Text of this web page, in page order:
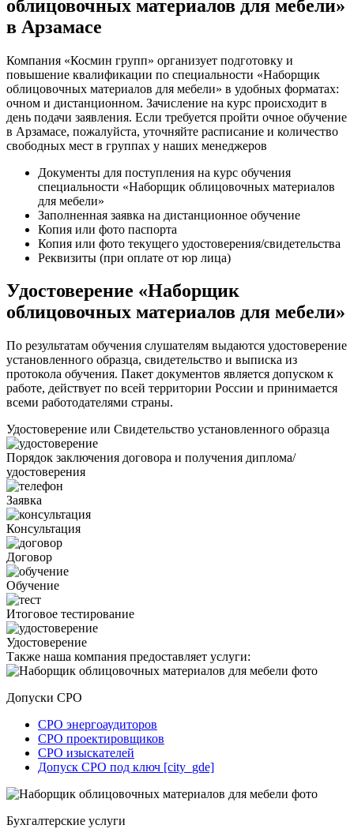
облицовочных материалов для мебели»
в Арзамасе
Компания «Космин групп» организует подготовку и
повышение квалификации по специальности «Наборщик
облицовочных материалов для мебели» в удобных форматах:
очном и дистанционном. Зачисление на курс происходит в
день подачи заявления. Если требуется пройти очное обучение
в Арзамасе, пожалуйста, уточняйте расписание и количество
свободных мест в группах у наших менеджеров
Документы для поступления на курс обучения
специальности «Наборщик облицовочных материалов
для мебели»
Заполненная заявка на дистанционное обучение
Копия или фото паспорта
Копия или фото текущего удостоверения/свидетельства
Реквизиты (при оплате от юр лица)
Удостоверение «Наборщик
облицовочных материалов для мебели»
По результатам обучения слушателям выдаются удостоверение
установленного образца, свидетельство и выписка из
протокола обучения. Пакет документов является допуском к
работе, действует по всей территории России и принимается
всеми работодателями страны.
Удостоверение или Свидетельство установленного образца
Порядок заключения договора и получения диплома/
удостоверения
Заявка
Консультация
Договор
Обучение
Итоговое тестирование
Удостоверение
Также наша компания предоставляет услуги:
Допуски СРО
СРО энергоаудиторов
СРО проектировщиков
СРО изыскателей
Допуск СРО под ключ [city_gde]
Бухгалтерские услуги